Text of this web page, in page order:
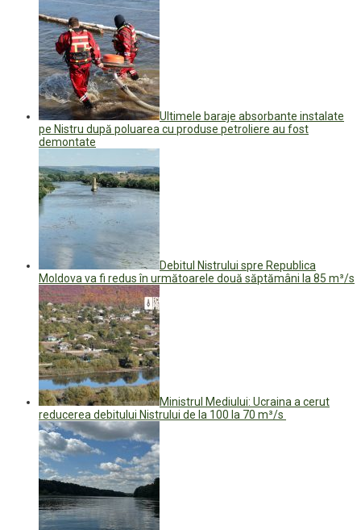
Ultimele baraje absorbante instalate
pe Nistru după poluarea cu produse petroliere au fost
demontate
Debitul Nistrului spre Republica
Moldova va fi redus în următoarele două săptămâni la 85 m³/s
Ministrul Mediului: Ucraina a cerut
reducerea debitului Nistrului de la 100 la 70 m³/s